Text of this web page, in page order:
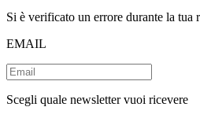
Si è verificato un errore durante la tua
EMAIL
Scegli quale newsletter vuoi ricevere